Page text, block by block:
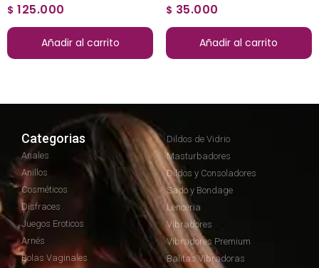
$ 125.000
Añadir al carrito
$ 35.000
Añadir al carrito
Categorias
Anales
Anillos
Cosméticos
Disfraces
Juegos Eroticos
Arnés
Bolas Vaginales
Dildos de Vidrio
Masturbadores
Dildos y Consoladores
Sado y Bondage
Lenceria
Vibradores
Vibradores Premium
Balitas Vibradoras